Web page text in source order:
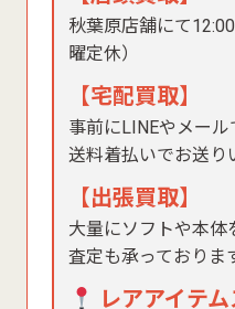
秋葉原店舗にて
曜定休）
【宅配買取】
事前にLINEやメール
送料着払いでお送り
【出張買取】
大量にソフトや本体
査定も承っておりま
レアアイテ